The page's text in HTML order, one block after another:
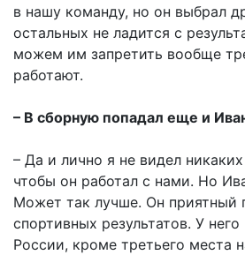
в нашу команду, но он выбрал
остальных не ладится с
можем им запретить вообще
работают.
– В сборную попадал еще и
– Да и лично я не видел
чтобы он работал с нами. Но
Может так лучше. Он приятный
спортивных результатов. У
России, кроме третьего места